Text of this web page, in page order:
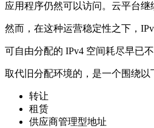
应用程序仍然可以访问。云平台
然而，在这种运营稳定性之下，
可自由分配的 IPv4 空间耗尽早已不
取代旧分配环境的，是一个围绕以
转让
租赁
供应商管理型地址